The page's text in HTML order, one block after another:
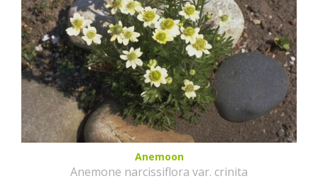
Anemoon
Anemone narcissiflora var. crinita